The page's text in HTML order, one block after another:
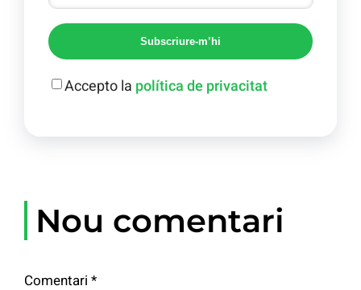
Subscriure-m’hi
Accepto la política de privacitat
Nou comentari
Comentari *